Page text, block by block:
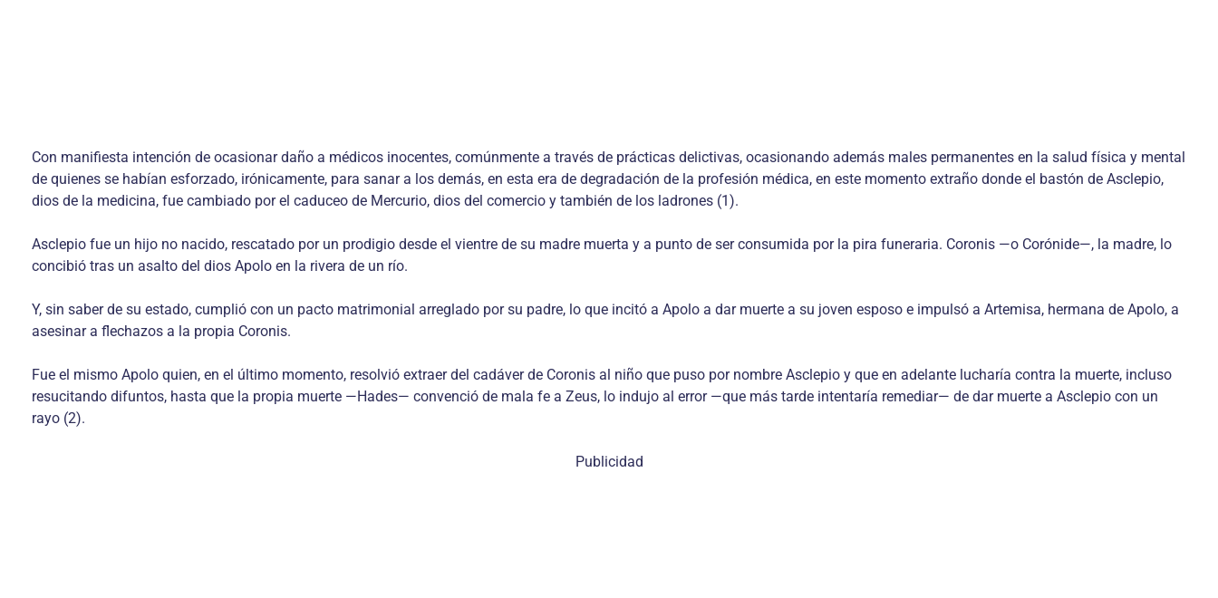
Con manifiesta intención de ocasionar daño a médicos inocentes, comúnmente a través de prácticas delictivas, ocasionando además males permanentes en la salud física y mental
de quienes se habían esforzado, irónicamente, para sanar a los demás, en esta era de degradación de la profesión médica, en este momento extraño donde el bastón de Asclepio,
dios de la medicina, fue cambiado por el caduceo de Mercurio, dios del comercio y también de los ladrones (1).
Asclepio fue un hijo no nacido, rescatado por un prodigio desde el vientre de su madre muerta y a punto de ser consumida por la pira funeraria. Coronis —o Corónide—, la madre, lo
concibió tras un asalto del dios Apolo en la rivera de un río.
Y, sin saber de su estado, cumplió con un pacto matrimonial arreglado por su padre, lo que incitó a Apolo a dar muerte a su joven esposo e impulsó a Artemisa, hermana de Apolo, a
asesinar a flechazos a la propia Coronis.
Fue el mismo Apolo quien, en el último momento, resolvió extraer del cadáver de Coronis al niño que puso por nombre Asclepio y que en adelante lucharía contra la muerte, incluso
resucitando difuntos, hasta que la propia muerte —Hades— convenció de mala fe a Zeus, lo indujo al error —que más tarde intentaría remediar— de dar muerte a Asclepio con un
rayo (2).
Publicidad